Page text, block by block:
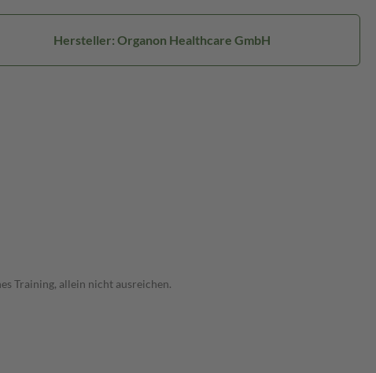
Hersteller: Organon Healthcare GmbH
Training, allein nicht ausreichen.